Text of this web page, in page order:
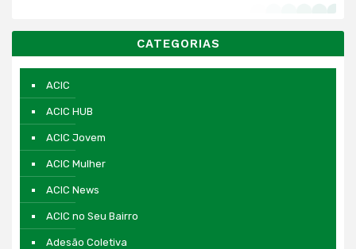
CATEGORIAS
ACIC
ACIC HUB
ACIC Jovem
ACIC Mulher
ACIC News
ACIC no Seu Bairro
Adesão Coletiva